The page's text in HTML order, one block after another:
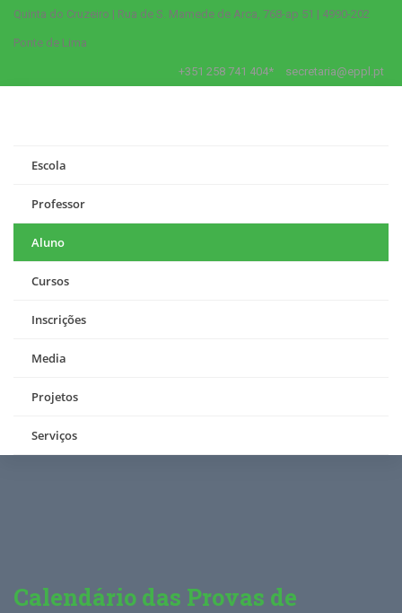
Quinta do Cruzeiro | Rua de S. Mamede de Arca, 768-ap 51 | 4990-202
Ponte de Lima
+351 258 741 404* secretaria@eppl.pt
Escola
Professor
Aluno
Cursos
Inscrições
Media
Projetos
Serviços
Calendário das Provas de